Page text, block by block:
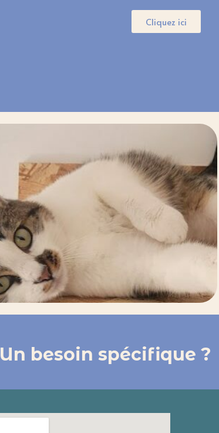
Cliquez ici
Un besoin spécifique ?